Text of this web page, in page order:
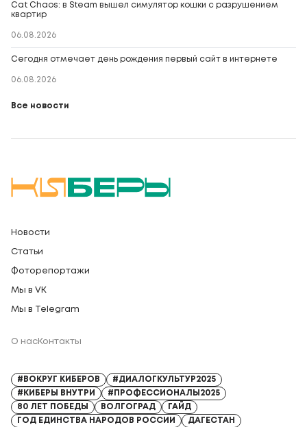
Cat Chaos: в Steam вышел симулятор кошки с разрушением
квартир
06.08.2026
Сегодня отмечает день рождения первый сайт в интернете
06.08.2026
Все новости
Новости
Статьи
Фоторепортажи
Мы в VK
Мы в Telegram
О насКонтакты
#ВОКРУГ КИБЕРОВ
#ДИАЛОГКУЛЬТУР2025
#КИБЕРЫ ВНУТРИ
#ПРОФЕССИОНАЛЫ2025
80 ЛЕТ ПОБЕДЫ
ВОЛГОГРАД
ГАЙД
ГОД ЕДИНСТВА НАРОДОВ РОССИИ
ДАГЕСТАН